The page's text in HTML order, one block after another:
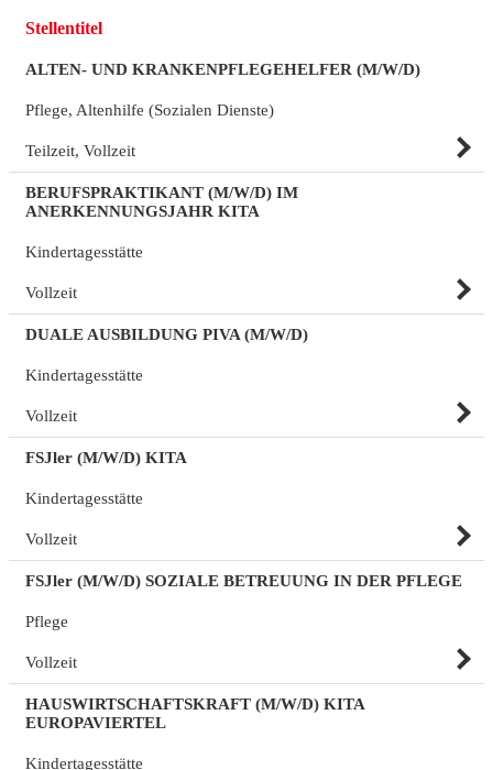
Stellentitel
ALTEN- UND KRANKENPFLEGEHELFER (M/W/D)
Pflege, Altenhilfe (Sozialen Dienste)
Teilzeit, Vollzeit
BERUFSPRAKTIKANT (M/W/D) IM
ANERKENNUNGSJAHR KITA
Kindertagesstätte
Vollzeit
DUALE AUSBILDUNG PIVA (M/W/D)
Kindertagesstätte
Vollzeit
FSJler (M/W/D) KITA
Kindertagesstätte
Vollzeit
FSJler (M/W/D) SOZIALE BETREUUNG IN DER PFLEGE
Pflege
Vollzeit
HAUSWIRTSCHAFTSKRAFT (M/W/D) KITA
EUROPAVIERTEL
Kindertagesstätte